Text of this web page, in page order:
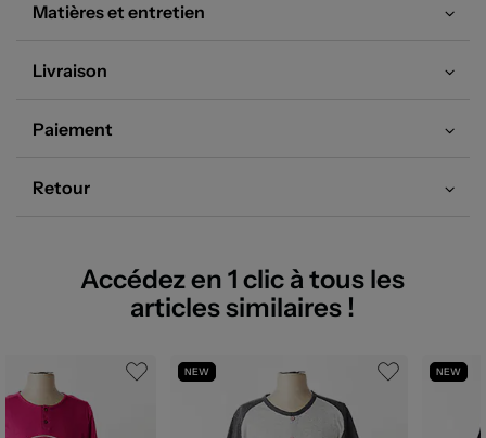
Matières et entretien
Livraison
Paiement
Retour
Accédez en 1 clic à tous les
articles similaires !
NEW NEW